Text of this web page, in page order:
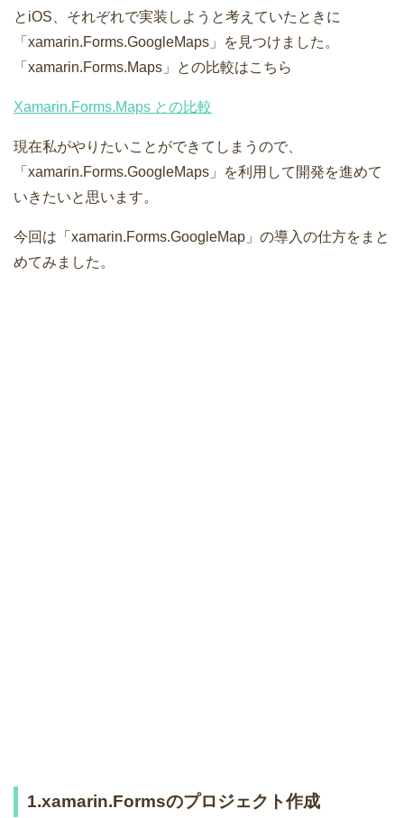
とiOS、それぞれで実装しようと考えていたときに
「xamarin.Forms.GoogleMaps」を見つけました。
「xamarin.Forms.Maps」との比較はこちら
Xamarin.Forms.Maps との比較
現在私がやりたいことができてしまうので、
「xamarin.Forms.GoogleMaps」を利用して開発を進めて
いきたいと思います。
今回は「xamarin.Forms.GoogleMap」の導入の仕方をまと
めてみました。
1.xamarin.Formsのプロジェクト作成